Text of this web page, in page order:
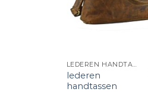
LEDEREN HANDTASSEN
lederen
handtassen